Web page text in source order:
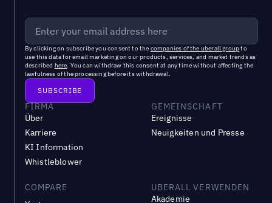
By clicking on subscribe you consent to the companies of the uberall groupto
use this data for email marketing on our products, services, and market trends as
described here. You can withdraw this consent at any time without affecting the
lawfulness of the processing before its withdrawal.
FIRMA
Über
Karriere
KI Information
Whistleblower
GEMEINSCHAFT
Ereignisse
Neuigkeiten und Presse
COMPARE
UBERALL VERWENDEN
Akademie